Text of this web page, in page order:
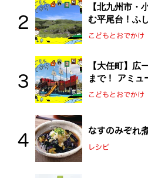
【北九州市・
む平尾台！ふ
を探検しよう！
こどもとおでかけ
【大任町】広
まで！ アミュ
おとう桜街道
こどもとおでかけ
なすのみぞれ
レシピ